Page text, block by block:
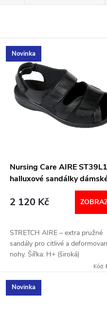
Novinka
Nursing Care AIRE
halluxové sandálky
2 120 Kč
STRETCH AIRE – extra pružné
sandály pro citlivé a
nohy. Šířka: H+ (široká)
Kód:
Novinka